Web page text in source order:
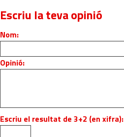
Escriu la teva opinió
Nom:
Opinió:
Escriu el resultat de 3+2 (en xifra):